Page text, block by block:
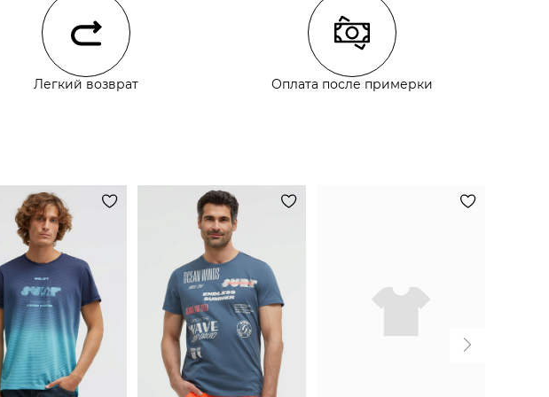
Легкий возврат Оплата после примерки